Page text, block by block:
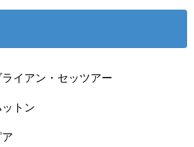
イアン・セッツアー
トン